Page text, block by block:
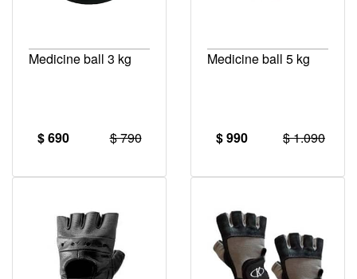
Medicine ball 3 kg
$ 690 $ 790
Medicine ball 5 kg
$ 990 $ 1.090